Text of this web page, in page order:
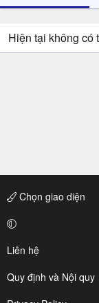
Hiện tại không có
Chọn giao diện
Liên hệ
Quy định và Nội quy